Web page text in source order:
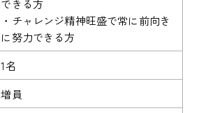
できる方
・チャレンジ精神旺盛で常に前向き
に努力できる方
1名
増員